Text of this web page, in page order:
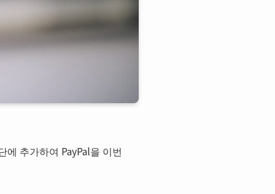
추가하여 PayPal을 이번